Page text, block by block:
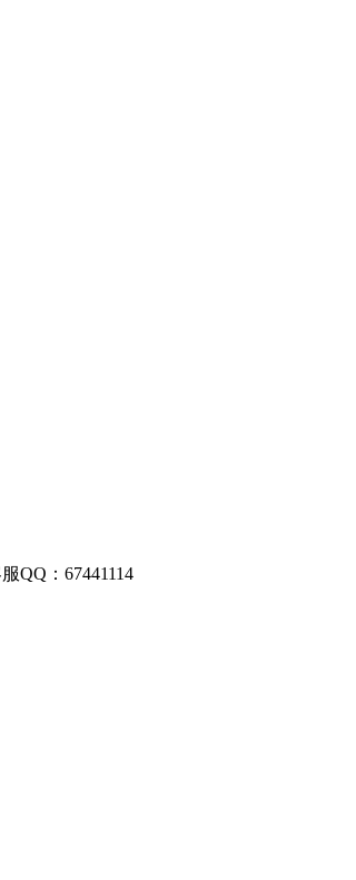
QQ：67441114